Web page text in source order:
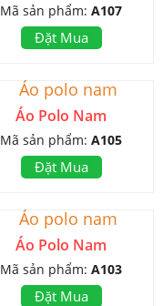
Mã sản phẩm: A107
Đặt Mua
Áo Polo Nam
Mã sản phẩm: A105
Đặt Mua
Áo Polo Nam
Mã sản phẩm: A103
Đặt Mua